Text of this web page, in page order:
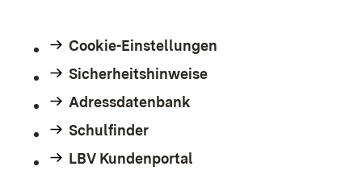
Cookie-Einstellungen
Sicherheitshinweise
Adressdatenbank
Schulfinder
LBV Kundenportal